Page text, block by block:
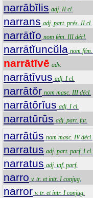
narrābĭlis adj. II cl.
narrans adj. part. prés. II cl.
narrātĭo nom fém. III décl.
narrātĭuncŭla nom
narrātīvē adv.
narrātīvus adj. I cl.
narrātŏr nom masc. III décl.
narrātōrĭus adj. I cl.
narratūrūs adj. part. fut.
narrātŭs nom masc. IV décl.
narratus adj. part. parf. I cl.
narratus adj. inf. parf.
narro v. tr. et intr. I conjug.
narror v. tr. et intr. I conjug.